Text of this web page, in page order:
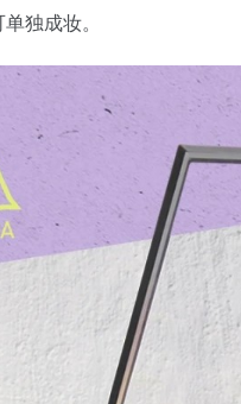
独成妆。